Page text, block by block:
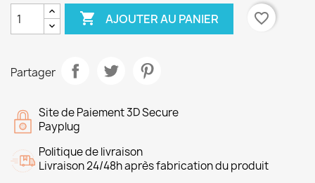
 AJOUTER AU PANIER favorite_border
Partager
Site de Paiement 3D Secure
Payplug
Politique de livraison
Livraison 24/48h après fabrication du produit